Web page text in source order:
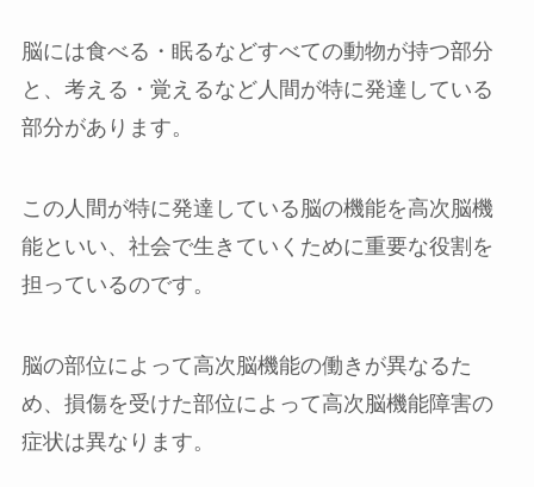
脳には食べる・眠るなどすべての動物が持つ部分
と、考える・覚えるなど人間が特に発達している
部分があります。
この人間が特に発達している脳の機能を高次脳機
能といい、社会で生きていくために重要な役割を
担っているのです。
脳の部位によって高次脳機能の働きが異なるた
め、損傷を受けた部位によって高次脳機能障害の
症状は異なります。